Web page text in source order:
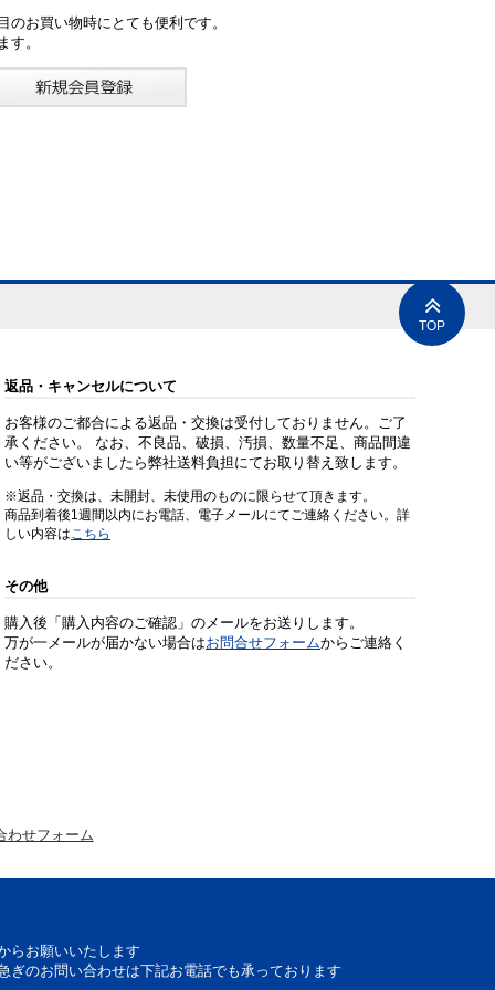
お買い物時にとても便利です。
す。
TOP
返品・キャンセルについて
お客様のご都合による返品・交換は受付しておりません。ご了
承ください。 なお、不良品、破損、汚損、数量不足、商品間違
い等がございましたら弊社送料負担にてお取り替え致します。
※返品・交換は、未開封、未使用のものに限らせて頂きます。
商品到着後1週間以内にお電話、電子メールにてご連絡ください。詳
しい内容はこちら
その他
購入後「購入内容のご確認」のメールをお送りします。
万が一メールが届かない場合はお問合せフォームからご連絡く
ださい。
わせフォーム
らお願いいたします
ぎのお問い合わせは下記お電話でも承っております